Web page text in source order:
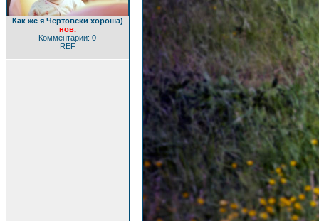
Как же я Чертовски хороша)
нов.
Комментарии: 0
REF